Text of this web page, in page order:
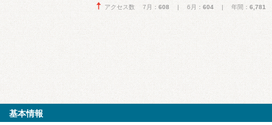
アクセス数 7月： 608 | 6月： 604 | 年間： 6,781
基本情報